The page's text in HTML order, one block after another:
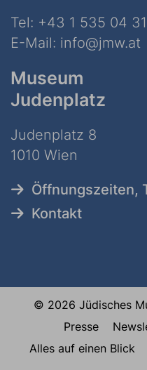
Tel: +43 1 535 04 31
E-Mail: info@jmw.at
Museum
Judenplatz
Judenplatz 8
1010 Wien
Öffnungszeiten,
Kontakt
© 2026 Jüdisches
Presse
Alles auf einen Blick